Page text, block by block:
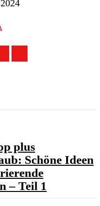
plus
Schöne Ideen
– Teil 1